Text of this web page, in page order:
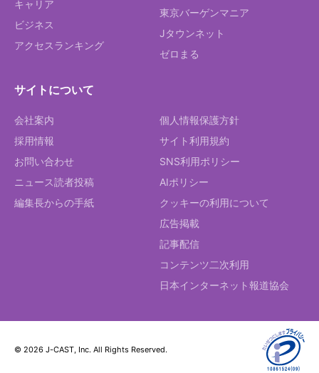
キャリア
ビジネス
アクセスランキング
東京バーゲンマニア
Jタウンネット
ゼロまる
サイトについて
会社案内
採用情報
お問い合わせ
ニュース読者投稿
編集長からの手紙
個人情報保護方針
サイト利用規約
SNS利用ポリシー
AIポリシー
クッキーの利用について
広告掲載
記事配信
コンテンツ二次利用
日本インターネット報道協会
© 2026 J-CAST, Inc. All Rights Reserved.